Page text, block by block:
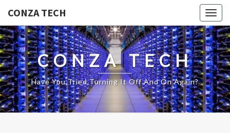
CONZA TECH
CONZA TECH
Have You Tried Turning It Off And On Again?